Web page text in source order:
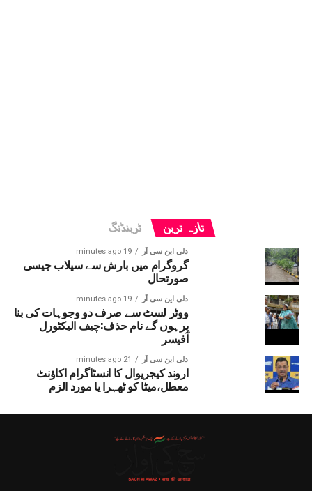
تازہ ترین ٹرینڈنگ
دلی این سی آر 19 minutes ago
گروگرام میں بارش سے سیلاب جیسی
صورتحال
دلی این سی آر 19 minutes ago
ووٹر لسٹ سے صرف دو وجوہات کی بنا
پرہوں گے نام حذف:چیف الیکٹورل
آفیسر
دلی این سی آر 21 minutes ago
اروند کیجریوال کا انسٹاگرام اکاؤنٹ
معطل،میٹا کو ٹھہرا یا مورد الزم